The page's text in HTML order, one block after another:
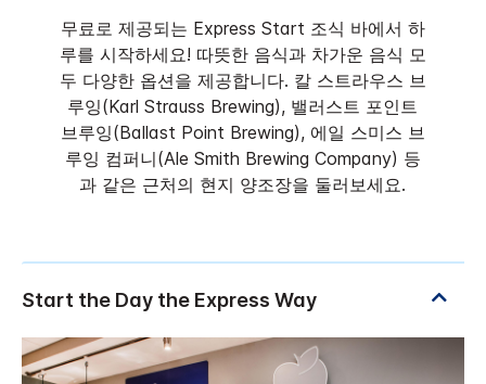
무료로 제공되는 Express Start 조식 바에서 하
루를 시작하세요! 따뜻한 음식과 차가운 음식 모
두 다양한 옵션을 제공합니다. 칼 스트라우스 브
루잉(Karl Strauss Brewing), 밸러스트 포인트
브루잉(Ballast Point Brewing), 에일 스미스 브
루잉 컴퍼니(Ale Smith Brewing Company) 등
과 같은 근처의 현지 양조장을 둘러보세요.